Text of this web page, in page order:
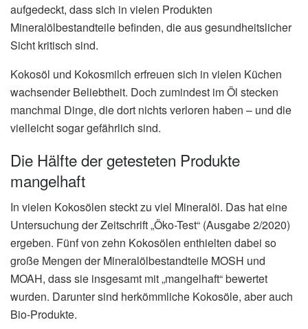
aufgedeckt, dass sich in vielen Produkten
Mineralölbestandteile befinden, die aus gesundheitslicher
Sicht kritisch sind.
Kokosöl und Kokosmilch erfreuen sich in vielen Küchen
wachsender Beliebtheit. Doch zumindest im Öl stecken
manchmal Dinge, die dort nichts verloren haben – und die
vielleicht sogar gefährlich sind.
Die Hälfte der getesteten Produkte
mangelhaft
In vielen Kokosölen steckt zu viel Mineralöl. Das hat eine
Untersuchung der Zeitschrift „Öko-Test“ (Ausgabe 2/2020)
ergeben. Fünf von zehn Kokosölen enthielten dabei so
große Mengen der Mineralölbestandteile MOSH und
MOAH, dass sie insgesamt mit „mangelhaft“ bewertet
wurden. Darunter sind herkömmliche Kokosöle, aber auch
Bio-Produkte.